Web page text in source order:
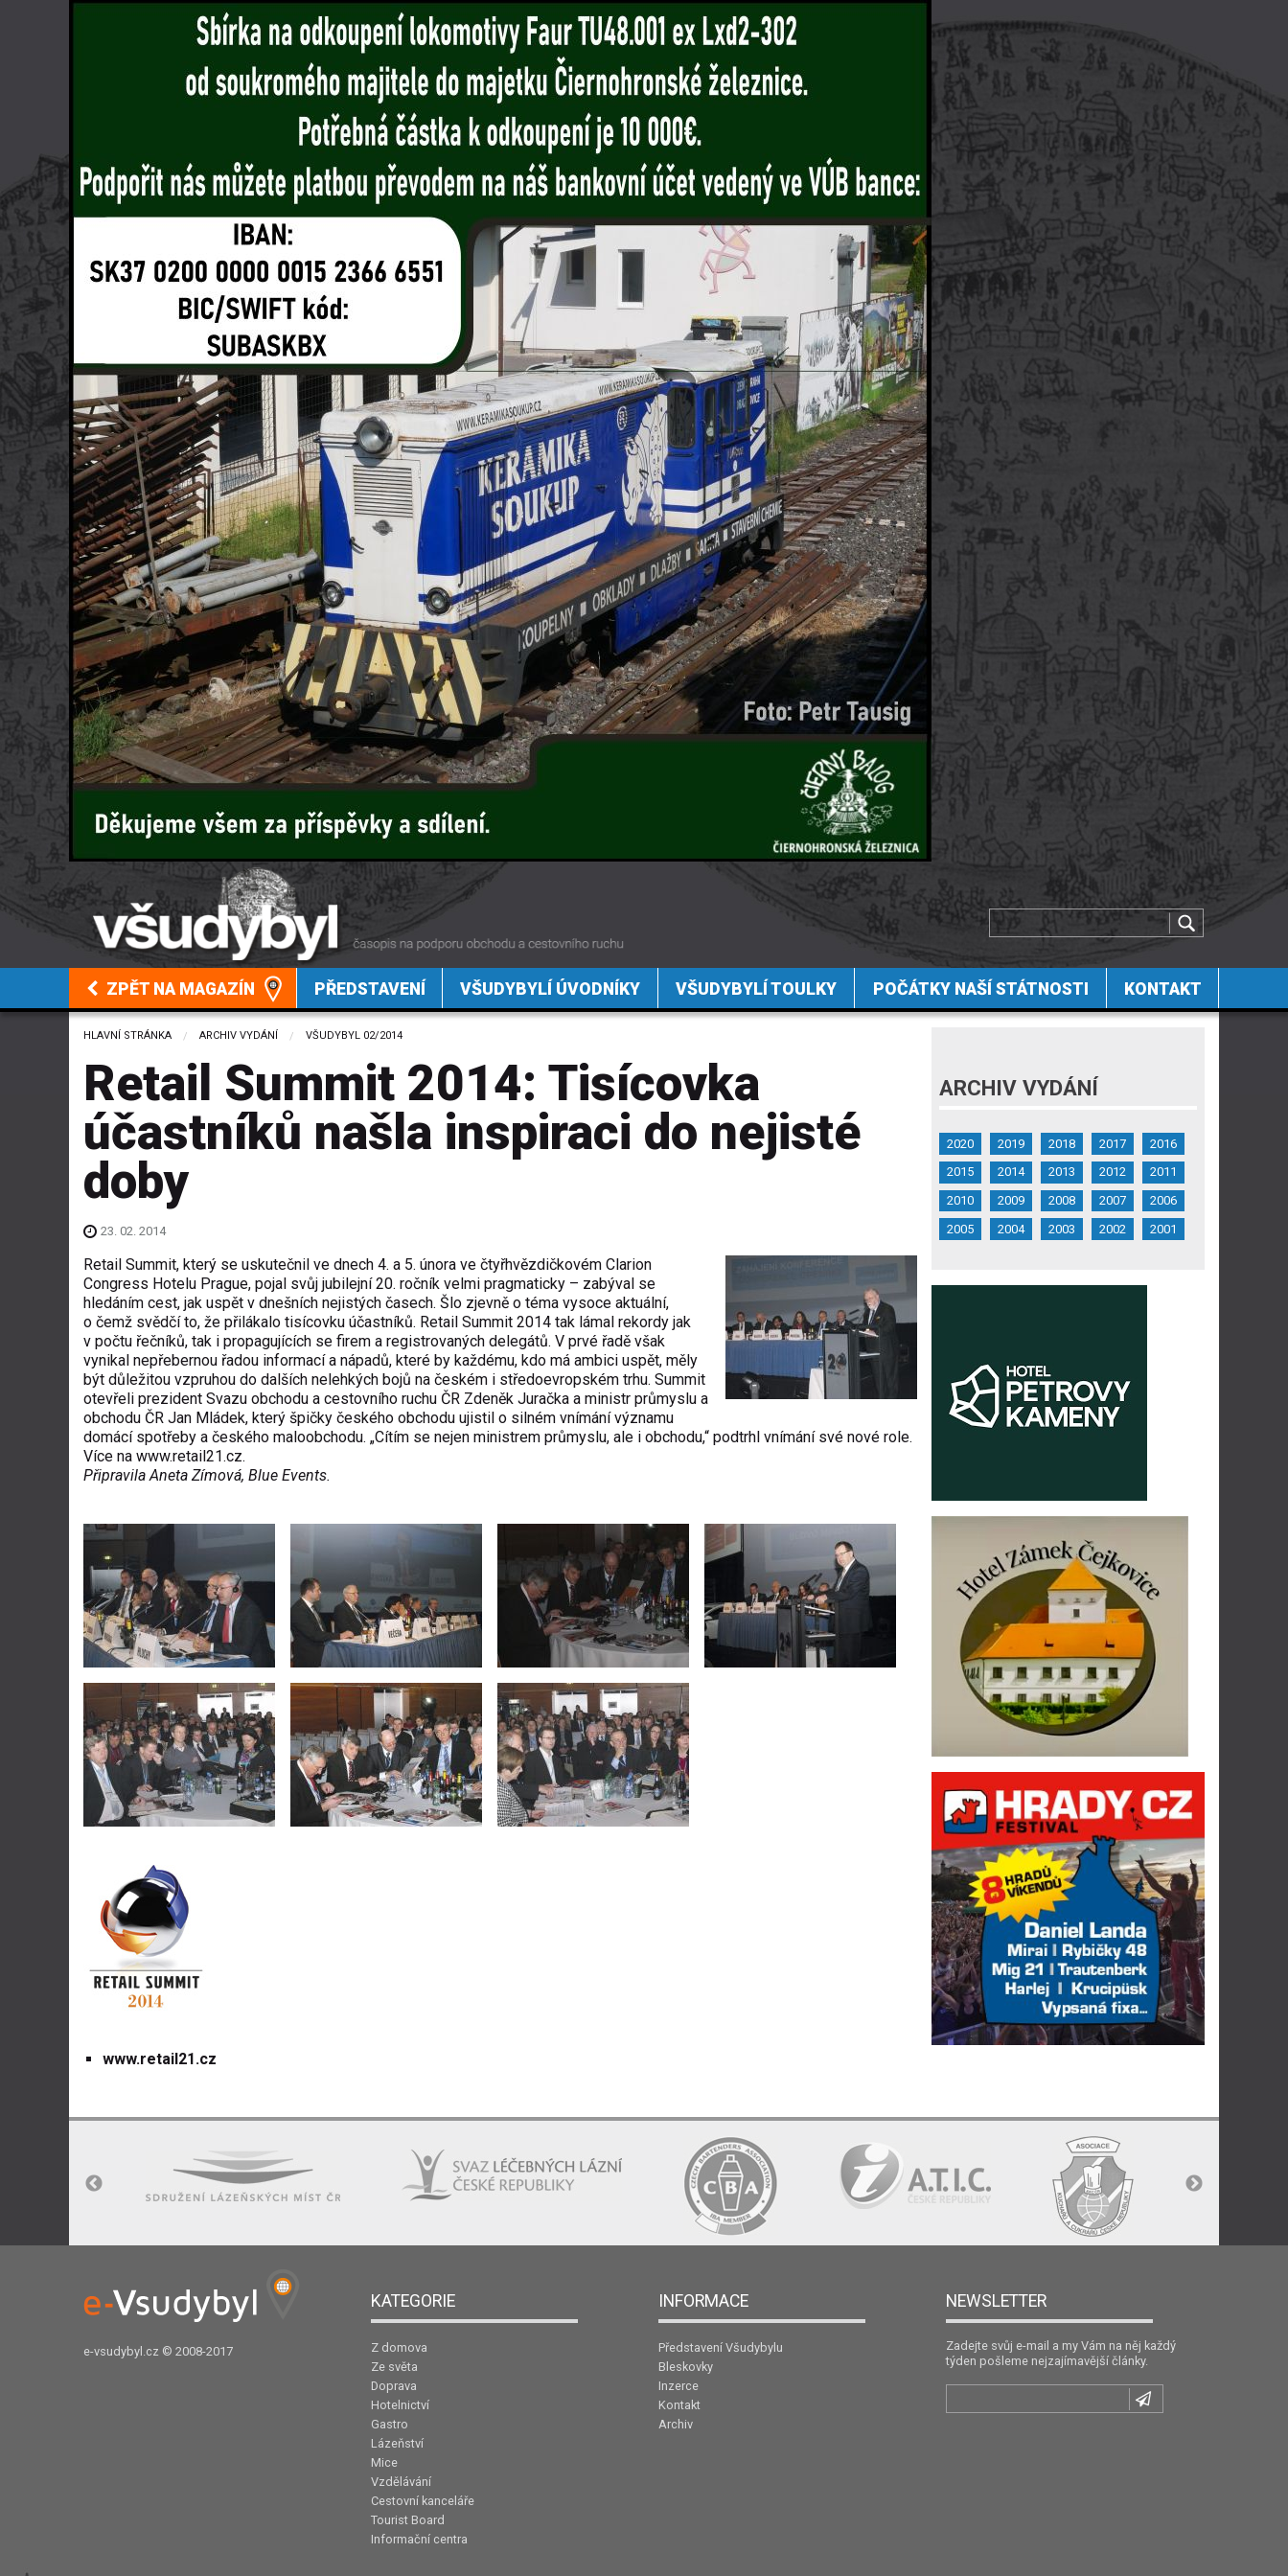
ZPĚT NA MAGAZÍN PŘEDSTAVENÍ VŠUDYBYLÍ ÚVODNÍKY VŠUDYBYLÍ TOULKY POČÁTKY NAŠÍ STÁTNOSTI KONTAKT
HLAVNÍ STRÁNKA ARCHIV VYDÁNÍ VŠUDYBYL 02/2014
Retail Summit 2014: Tisícovka
účastníků našla inspiraci do nejisté
doby
23. 02. 2014
Retail Summit, který se uskutečnil ve dnech 4. a 5. února ve čtyřhvězdičkovém Clarion
Congress Hotelu Prague, pojal svůj jubilejní 20. ročník velmi pragmaticky – zabýval se
hledáním cest, jak uspět v dnešních nejistých časech. Šlo zjevně o téma vysoce aktuální,
o čemž svědčí to, že přilákalo tisícovku účastníků. Retail Summit 2014 tak lámal rekordy jak
v počtu řečníků, tak i propagujících se firem a registrovaných delegátů. V prvé řadě však
vynikal nepřebernou řadou informací a nápadů, které by každému, kdo má ambici uspět, měly
být důležitou vzpruhou do dalších nelehkých bojů na českém i středoevropském trhu. Summit
otevřeli prezident Svazu obchodu a cestovního ruchu ČR Zdeněk Juračka a ministr průmyslu a
obchodu ČR Jan Mládek, který špičky českého obchodu ujistil o silném vnímání významu
domácí spotřeby a českého maloobchodu. „Cítím se nejen ministrem průmyslu, ale i obchodu,“ podtrhl vnímání své nové role.
Více na www.retail21.cz.
Připravila Aneta Zímová, Blue Events.
www.retail21.cz
ARCHIV VYDÁNÍ
2020 2019 2018 2017
2016
2015
2014 2013 2012
2011
2010
2009 2008 2007
2006
2005
2004 2003 2002 2001
e-vsudybyl.cz © 2008-2017
KATEGORIE
Z domova
Ze světa
Doprava
Hotelnictví
Gastro
Lázeňství
Mice
Vzdělávání
Cestovní kanceláře
Tourist Board
Informační centra
INFORMACE
Představení Všudybylu
Bleskovky
Inzerce
Kontakt
Archiv
NEWSLETTER
Zadejte svůj e-mail a my Vám na něj každý
týden pošleme nejzajímavější články.